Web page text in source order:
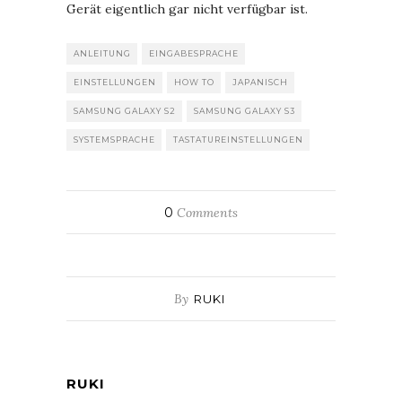
Gerät eigentlich gar nicht verfügbar ist.
ANLEITUNG EINGABESPRACHE
EINSTELLUNGEN HOW TO JAPANISCH
SAMSUNG GALAXY S2 SAMSUNG GALAXY S3
SYSTEMSPRACHE TASTATUREINSTELLUNGEN
0 Comments
By RUKI
RUKI